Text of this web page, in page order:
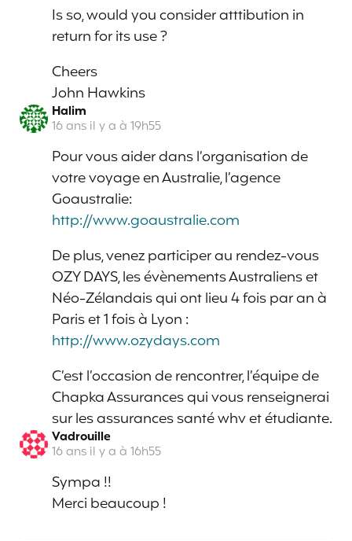
Is so, would you consider atttibution in
return for its use ?
Cheers
John Hawkins
Halim
16 ans il y a à 19h55
Pour vous aider dans l’organisation de
votre voyage en Australie, l’agence
Goaustralie:
http://www.goaustralie.com
De plus, venez participer au rendez-vous
OZY DAYS, les évènements Australiens et
Néo-Zélandais qui ont lieu 4 fois par an à
Paris et 1 fois à Lyon :
http://www.ozydays.com
C’est l’occasion de rencontrer, l’équipe de
Chapka Assurances qui vous renseignerai
sur les assurances santé whv et étudiante.
Vadrouille
16 ans il y a à 16h55
Sympa !!
Merci beaucoup !